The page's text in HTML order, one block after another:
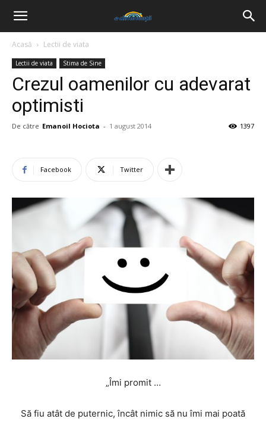
Acasă Lectii de viata
Lectii de viata Stima de Sine
Crezul oamenilor cu adevarat
optimisti
De către Emanoil Hociota - 1 august 2014 1397
Facebook Twitter
„Îmi promit …
Să fiu atât de puternic, încât nimic să nu îmi mai poată